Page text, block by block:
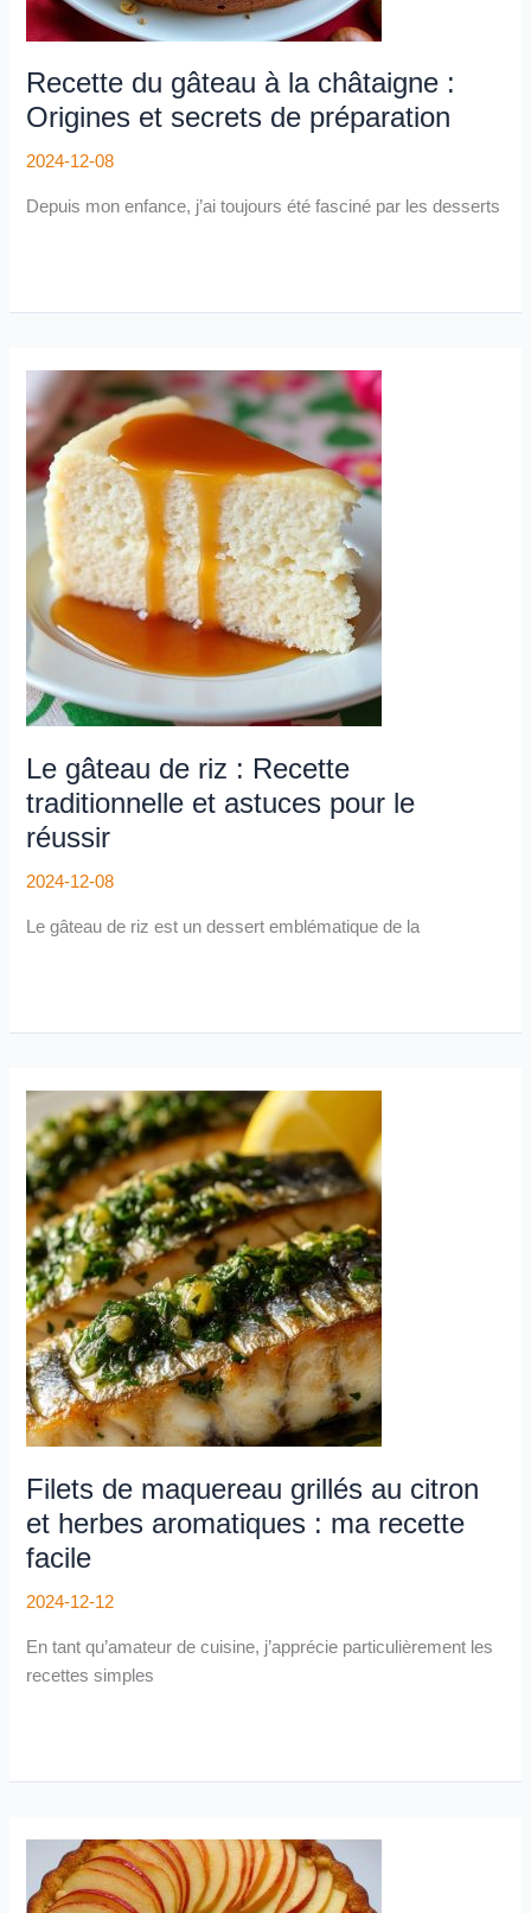
Recette du gâteau à la châtaigne :
Origines et secrets de préparation
2024-12-08
Depuis mon enfance, j’ai toujours été fasciné par les desserts
préparation
Le gâteau de riz : Recette
traditionnelle et astuces pour le
réussir
2024-12-08
Le gâteau de riz est un dessert emblématique de la
Le
gâteau
de
riz
:
Recette
traditionnelle
astuces
pour
le
réussir
Filets de maquereau grillés au citron
et herbes aromatiques : ma recette
facile
2024-12-12
En tant qu’amateur de cuisine, j’apprécie particulièrement les
recettes simples
Filets
de
maquereau
grillés
au
citron
et
herbes
aromatiques
:
ma
recette
facile
Recette
de